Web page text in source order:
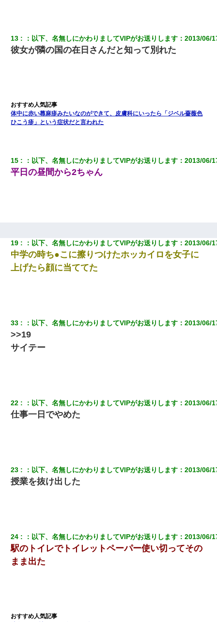
夫に癌の余命宣告。その闘病中に長女から信じられない言葉を受
けた
とっさに女児を捕まえたら変質者扱いされた。母親「あっち行っ
てよ！気持ち悪い！（ｼｯｼｯ」→ 後日、俺を見つけた母親がすっ飛
んできて・・・
転職先が決まったので退職の意思を伝えたら。上司「無責任」
【考察】兄嫁急死の1年後、兄が引越すというので手伝いに行った
ら下着が入った引き出しの奥にとんでもないモノを見つけた
小学生の息子が急に様子がおかしくなった。私「理由を聞いても
『わかんない！』って怒鳴り付けてくるし、困っってる」旦那
「話してみるよ」→ 後日・・・
彼女にプロポーズしてOK貰った俺、告げられた結婚条件にブチ切
れて無事婚約破棄・・・
13 ： 以下、名無しにかわりましてVIPがお送りします ：2013/06/
彼女が隣の国の在日さんだと知って別れた
体中に赤い蕁麻疹みたいなのができて、皮膚科にいったら「ジベル薔薇色
ひこう疹」という症状だと言われた
15 ： 以下、名無しにかわりましてVIPがお送りします ：2013/06/
平日の昼間から2ちゃん
19 ： 以下、名無しにかわりましてVIPがお送りします ：2013/06/
中学の時ち●こに擦りつけたホッカイロを女子に
上げたら顔に当ててた
33 ： 以下、名無しにかわりましてVIPがお送りします ：2013/06/
>>19
サイテー
22 ： 以下、名無しにかわりましてVIPがお送りします ：2013/06/
仕事一日でやめた
23 ： 以下、名無しにかわりましてVIPがお送りします ：2013/06/
授業を抜け出した
24 ： 以下、名無しにかわりましてVIPがお送りします ：2013/06/
駅のトイレでトイレットペーパー使い切ってその
まま出た